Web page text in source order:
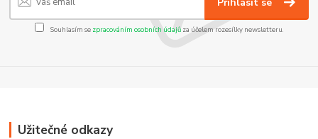
Souhlasím se zpracováním osobních údajůza účelem rozesílky newsletteru.
Užitečné odkazy